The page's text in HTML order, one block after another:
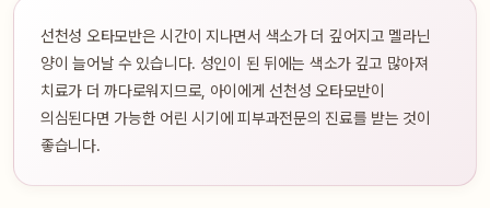
선천성 오타모반은 시간이 지나면서 색소가 더 깊어지고 멜라닌
양이 늘어날 수 있습니다. 성인이 된 뒤에는 색소가 깊고 많아져
치료가 더 까다로워지므로, 아이에게 선천성 오타모반이
의심된다면 가능한 어린 시기에 피부과전문의 진료를 받는 것이
좋습니다.